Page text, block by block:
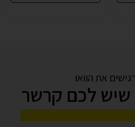
את הוואו
שיש לכם קרשר
לסביבת עבודה
כמו מפעלים, מחסנים